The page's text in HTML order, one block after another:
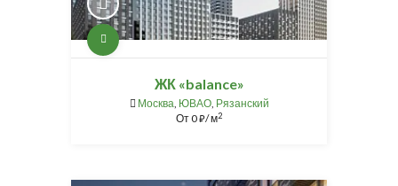
ЖК «balance»
Москва, ЮВАО, Рязанский
От0⃏/ м2